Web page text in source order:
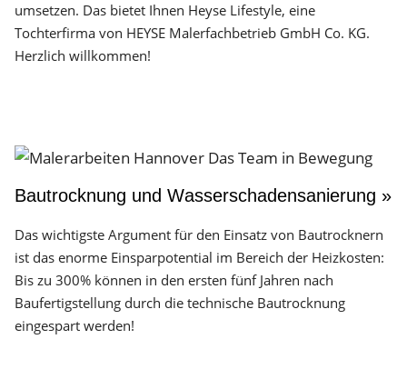
umsetzen. Das bietet Ihnen Heyse Lifestyle, eine
Tochterfirma von HEYSE Malerfachbetrieb GmbH Co. KG.
Herzlich willkommen!
Bautrocknung und Wasserschadensanierung »
Das wichtigste Argument für den Einsatz von Bautrocknern
ist das enorme Einsparpotential im Bereich der Heizkosten:
Bis zu 300% können in den ersten fünf Jahren nach
Baufertigstellung durch die technische Bautrocknung
eingespart werden!